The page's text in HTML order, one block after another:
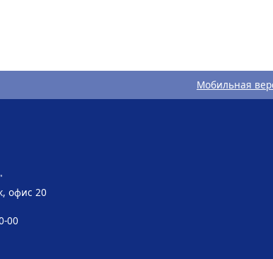
Мобильная
офис 20
00